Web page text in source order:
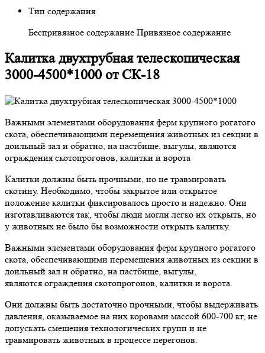
Тип содержания
Беспривязное содержание Привязное содержание
Калитка двухтрубная телескопическая
3000-4500*1000 от СК-18
Важными элементами оборудования ферм крупного рогатого
скота, обеспечивающими перемещения животных из секции в
доильный зал и обратно, на пастбище, выгулы, являются
ограждения скотопрогонов, калитки и ворота
Калитки должны быть прочными, но не травмировать
скотину. Необходимо, чтобы закрытое или открытое
положение калитки фиксировалось просто и надежно. Они
изготавливаются так, чтобы люди могли легко их открыть, но
у животных не было бы возможности открыть калитку.
Важными элементами оборудования ферм крупного рогатого
скота, обеспечивающими перемещения животных из секции в
доильный зал и обратно, на пастбище, выгулы,
являются ограждения скотопрогонов, калитки и ворота.
Они должны быть достаточно прочными, чтобы выдерживать
давления, оказываемое на них коровами массой 600-700 кг, не
допускать смешения технологических групп и не
травмировать животных в процессе перегонов.